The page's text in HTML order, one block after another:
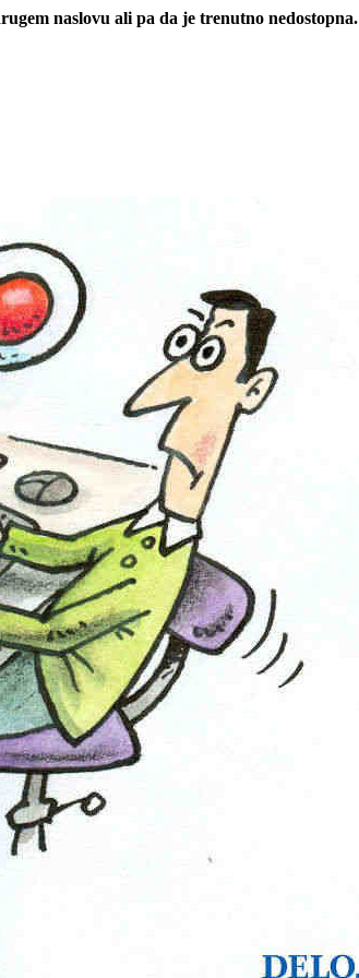
naslovu ali pa da je trenutno nedostopna.